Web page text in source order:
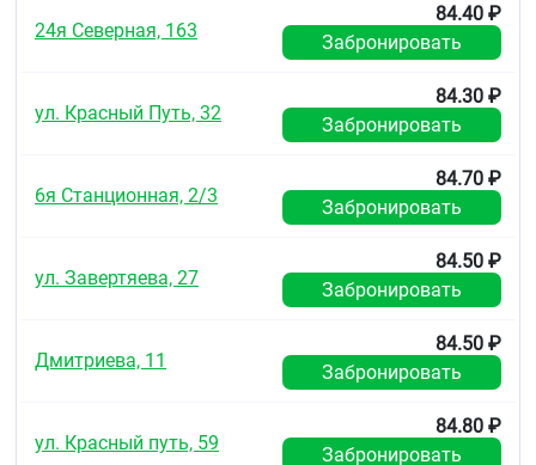
24я Северная, 163
84.40 ₽
Забронировать
ул. Красный Путь, 32
84.30 ₽
Забронировать
6я Станционная, 2/3
84.70 ₽
Забронировать
ул. Завертяева, 27
84.50 ₽
Забронировать
Дмитриева, 11
84.50 ₽
Забронировать
ул. Красный путь, 59
84.80 ₽
Забронировать